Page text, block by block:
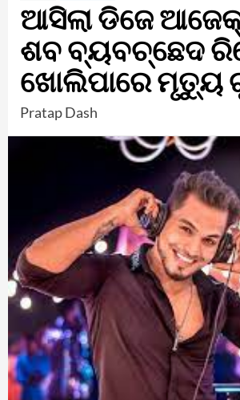
ଆସିଲା ଡିଜେ
ଶବ ବ୍ୟବଚ୍ଛେଦ
ଖୋଲିପାରେ ମୃତ୍ୟୁ
Pratap Dash